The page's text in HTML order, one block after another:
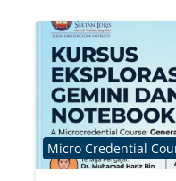
Course category
Micro Credential